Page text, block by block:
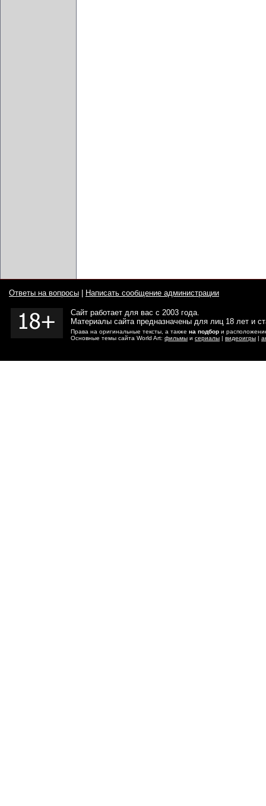
Ответы на вопросы Написать сообщение администрации
Сайт работает для вас с 2003 года.
Материалы сайта предназначены для лиц 18 лет и
Права на оригинальные тексты, а также на подбор и
Основные темы сайта World Art: фильмы и сериалы | видеоигры |